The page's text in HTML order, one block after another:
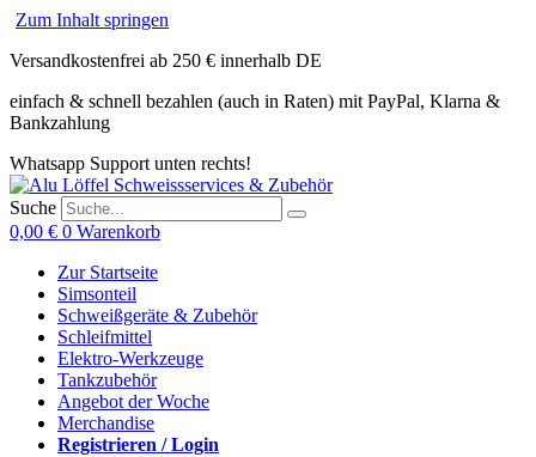
Zum Inhalt springen
Versandkostenfrei ab 250 € innerhalb DE
einfach & schnell bezahlen (auch in Raten) mit PayPal, Klarna &
Bankzahlung
Whatsapp Support unten rechts!
Suche
0,00 € 0 Warenkorb
Zur Startseite
Simsonteil
Schweißgeräte & Zubehör
Schleifmittel
Elektro-Werkzeuge
Tankzubehör
Angebot der Woche
Merchandise
Registrieren / Login